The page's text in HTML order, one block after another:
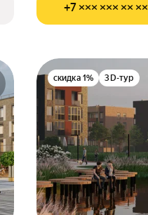
+7 ××× ××× ×× ××
скидка 1% 3D-тур